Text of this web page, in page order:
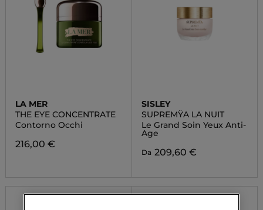
LA MER
THE EYE CONCENTRATE
Contorno Occhi
216,00 €
SISLEY
SUPREMŸA LA NUIT
Le Grand Soin Yeux Anti-
Age
Da 209,60 €